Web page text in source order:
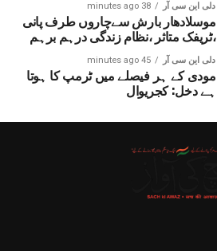
دلی این سی آر 38 minutes ago
موسلادھار بارش سےچاروں طرف پانی
،ٹریفک متاثر ،نظام زندگی درہم برہم
دلی این سی آر 45 minutes ago
مودی کے ہر فیصلے میں ٹرمپ کا ہوتا
ہے دخل: کجریوال